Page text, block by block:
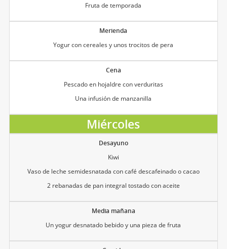
Fruta de temporada
Merienda
Yogur con cereales y unos trocitos de pera
Cena
Pescado en hojaldre con verduritas
Una infusión de manzanilla
Miércoles
Desayuno
Kiwi
Vaso de leche semidesnatada con café descafeinado o cacao
2 rebanadas de pan integral tostado con aceite
Media mañana
Un yogur desnatado bebido y una pieza de fruta